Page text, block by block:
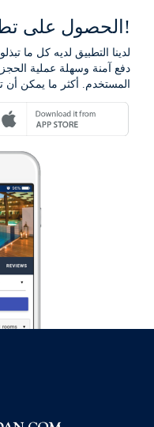
الحصول على تطبيقات الجوال!
لدينا التطبيق لديه كل ما
المستخدم. أكثر ما يمكن أن